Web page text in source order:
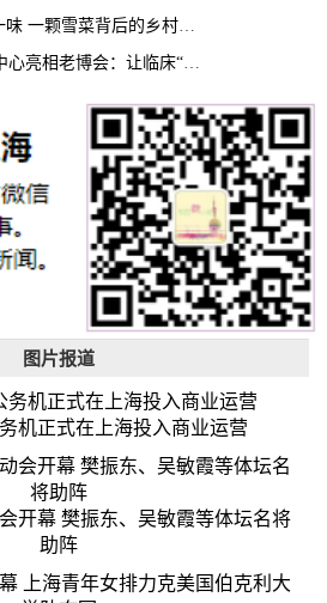
（乡村“头雁”）三代腌一味 一颗雪菜背后的乡村致富经
虹桥健康科技产业创新中心亮相老博会：让临床“需求”定义银发经济新生态
图片报道
机正式在上海投入商业运营
开幕 樊振东、吴敏霞等体坛名将
助阵